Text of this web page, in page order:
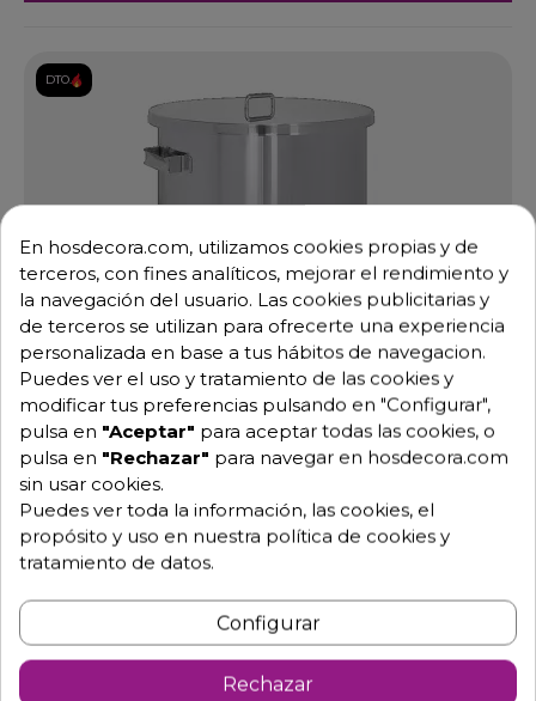
DTO.
Ref: 06-486076
-31%
Añadir al carrito
En hosdecora.com, utilizamos cookies propias y de
terceros, con fines analíticos, mejorar el rendimiento y
la navegación del usuario. Las cookies publicitarias y
de terceros se utilizan para ofrecerte una experiencia
personalizada en base a tus hábitos de navegacion.
Puedes ver el uso y tratamiento de las cookies y
modificar tus preferencias pulsando en "Configurar",
pulsa en "Aceptar" para aceptar todas las cookies, o
pulsa en "Rechazar" para navegar en hosdecora.com
sin usar cookies.
Puedes ver toda la información, las cookies, el
propósito y uso en nuestra política de cookies y
tratamiento de datos.
Configurar
Rechazar